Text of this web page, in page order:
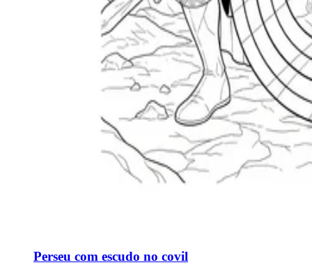
Perseu com escudo no covil